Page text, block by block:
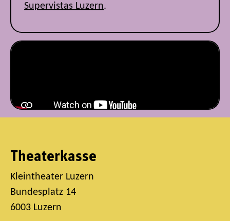
Supervistas Luzern.
Theaterkasse
Kleintheater Luzern
Bundesplatz 14
6003 Luzern